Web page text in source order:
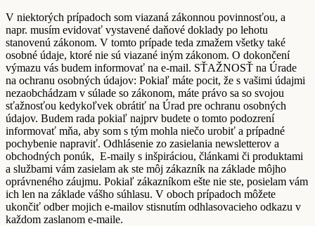
V niektorých prípadoch som viazaná zákonnou povinnosťou, a
napr. musím evidovať vystavené daňové doklady po lehotu
stanovenú zákonom. V tomto prípade teda zmažem všetky také
osobné údaje, ktoré nie sú viazané iným zákonom. O dokončení
výmazu vás budem informovať na e-mail. SŤAŽNOSŤ na Úrade
na ochranu osobných údajov: Pokiaľ máte pocit, že s vašimi údajmi
nezaobchádzam v súlade so zákonom, máte právo sa so svojou
sťažnosťou kedykoľvek obrátiť na Úrad pre ochranu osobných
údajov. Budem rada pokiaľ najprv budete o tomto podozrení
informovať mňa, aby som s tým mohla niečo urobiť a prípadné
pochybenie napraviť. Odhlásenie zo zasielania newsletterov a
obchodných ponúk, E-maily s inšpiráciou, článkami či produktami
a službami vám zasielam ak ste môj zákazník na základe môjho
oprávneného záujmu. Pokiaľ zákazníkom ešte nie ste, posielam vám
ich len na základe vášho súhlasu. V oboch prípadoch môžete
ukončiť odber mojich e-mailov stisnutím odhlasovacieho odkazu v
každom zaslanom e-maile.